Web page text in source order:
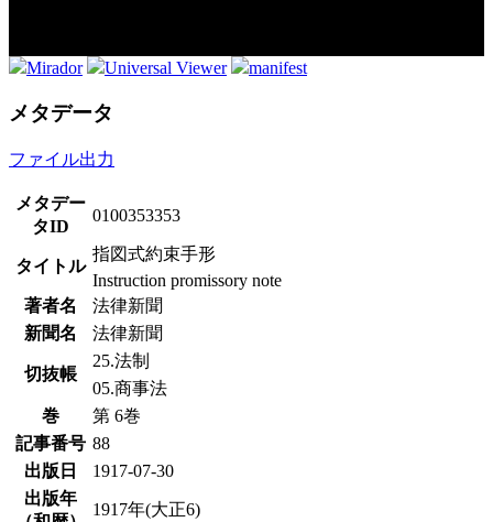
Mirador Universal Viewer manifest
メタデータ
ファイル出力
メタデー
タID
0100353353
タイトル
指図式約束手形
Instruction promissory note
著者名
法律新聞
新聞名
法律新聞
切抜帳
25.法制
05.商事法
巻
第 6巻
記事番号 88
出版日
1917-07-30
出版年
1917年(大正6)